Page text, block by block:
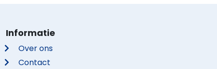
Informatie
Over ons
Contact